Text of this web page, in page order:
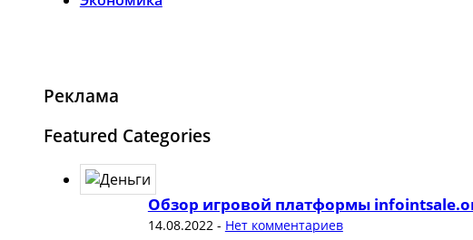
Реклама
Featured Categories
Обзор игровой платформы
14.08.2022 - Нет комментариев